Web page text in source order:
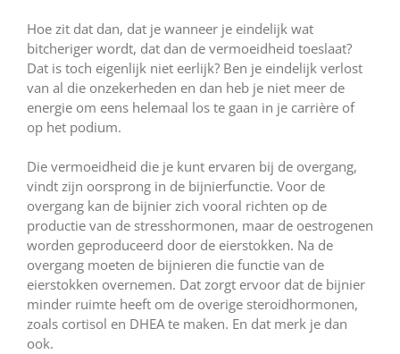
Hoe zit dat dan, dat je wanneer je eindelijk wat
bitcheriger wordt, dat dan de vermoeidheid toeslaat?
Dat is toch eigenlijk niet eerlijk? Ben je eindelijk verlost
van al die onzekerheden en dan heb je niet meer de
energie om eens helemaal los te gaan in je carrière of
op het podium.
Die vermoeidheid die je kunt ervaren bij de overgang,
vindt zijn oorsprong in de bijnierfunctie. Voor de
overgang kan de bijnier zich vooral richten op de
productie van de stresshormonen, maar de oestrogenen
worden geproduceerd door de eierstokken. Na de
overgang moeten de bijnieren die functie van de
eierstokken overnemen. Dat zorgt ervoor dat de bijnier
minder ruimte heeft om de overige steroidhormonen,
zoals cortisol en DHEA te maken. En dat merk je dan
ook.